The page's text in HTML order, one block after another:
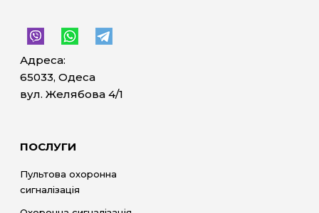
Адреса:
65033, Одеса
вул. Желябова 4/1
ПОСЛУГИ
Пультова охоронна
сигналізація